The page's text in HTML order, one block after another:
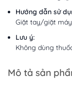
Hướng dẫn sử
Giặt tay/giặt máy
Lưu ý:
Không dùng
Mô tả sản